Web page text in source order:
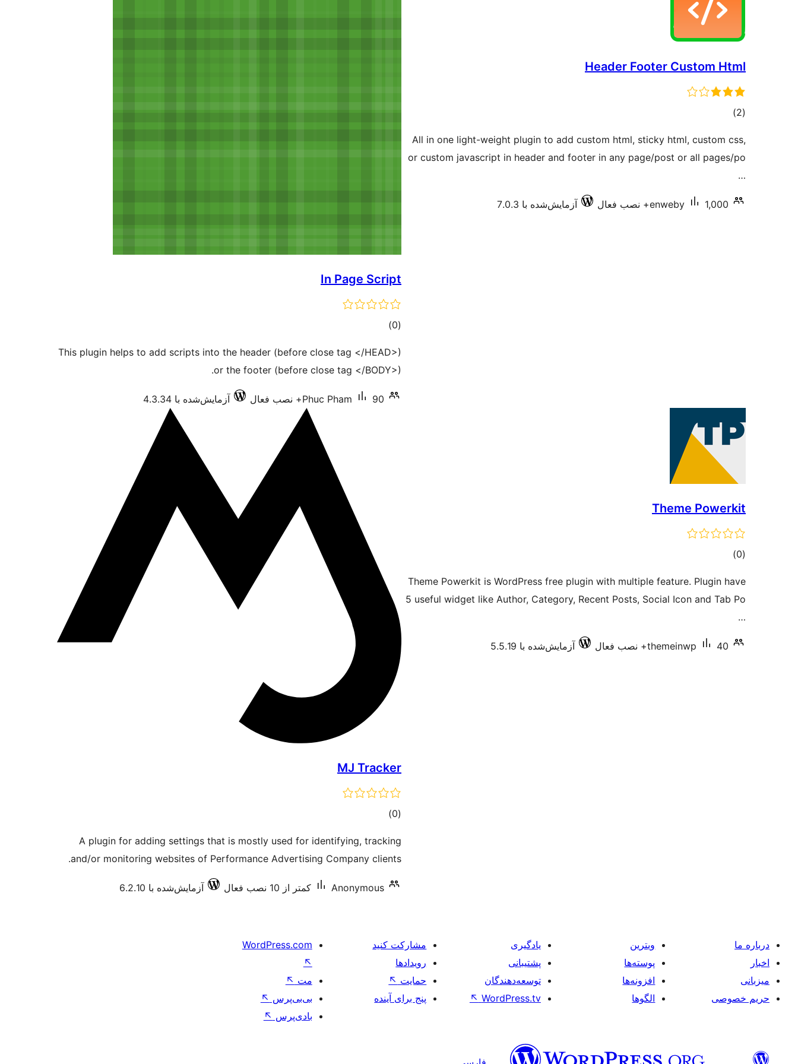
Header Footer Custom Html
(2 مجموع)
All in one light-weight plugin to add custom html, sticky html, custom css,
or custom javascript in header and footer in any page/post or all pages/po
…
enweby 1,000+ نصب فعال آزمایش‌شده با 7.0.3
In Page Script
(0 مجموع)
This plugin helps to add scripts into the header (before close tag </HEAD>)
or the footer (before close tag </BODY>).
Phuc Pham 90+ نصب فعال آزمایش‌شده با 4.3.34
Theme Powerkit
(0 مجموع)
Theme Powerkit is WordPress free plugin with multiple feature. Plugin have
5 useful widget like Author, Category, Recent Posts, Social Icon and Tab Po
…
themeinwp 40+ نصب فعال آزمایش‌شده با 5.5.19
MJ Tracker
(0 مجموع)
A plugin for adding settings that is mostly used for identifying, tracking
and/or monitoring websites of Performance Advertising Company clients.
Anonymous کمتر از 10 نصب فعال آزمایش‌شده با 6.2.10
درباره ما
اخبار
میزبانی
حریم خصوصی
ویترین
پوسته‌ها
افزونه‌ها
الگوها
یادگیری
پشتیبانی
توسعه‌دهندگان
WordPress.tv
↖
مشارکت کنید
رویدادها
حمایت ↖
پنج برای آینده
WordPress.com
↖
مت ↖
بی‌بی‌پرس ↖
بادی‌پرس ↖